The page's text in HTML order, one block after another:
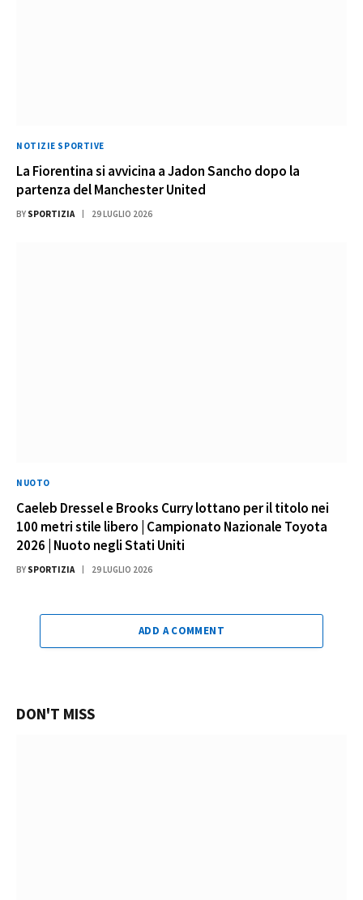
NOTIZIE SPORTIVE
La Fiorentina si avvicina a Jadon Sancho dopo la
partenza del Manchester United
BY SPORTIZIA 29 LUGLIO 2026
NUOTO
Caeleb Dressel e Brooks Curry lottano per il titolo nei
100 metri stile libero | Campionato Nazionale Toyota
2026 | Nuoto negli Stati Uniti
BY SPORTIZIA 29 LUGLIO 2026
ADD A COMMENT
DON'T MISS